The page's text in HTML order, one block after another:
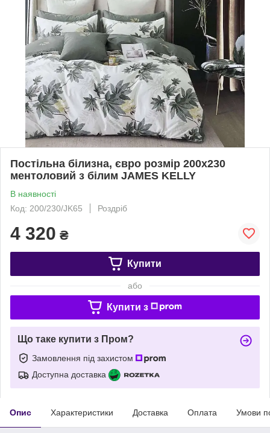
Постільна білизна, євро розмір 200х230
ментоловий з білим JAMES KELLY
В наявності
Код: 200/230/JK65
Роздріб
4 320 ₴
Купити
або
Купити з
Що таке купити з Пром?
Замовлення під захистом
Доступна доставка
Опис Характеристики Доставка Оплата Умови